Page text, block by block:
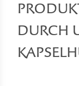
DURCH